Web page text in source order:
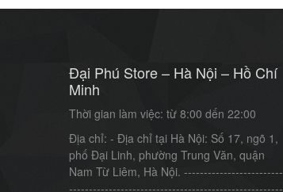
Đại Phú Store – Hà Nội – Hồ Chí
Minh
Thời gian làm việc: từ 8:00 dến 22:00
Địa chỉ: - Địa chỉ tại Hà Nội: Số 17, ngõ 1,
phố Đại Linh, phường Trung Văn, quận
Nam Từ Liêm, Hà Nội. -------------------------
------------------------------------------------------